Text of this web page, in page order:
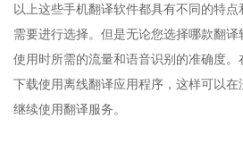
以上这些手机翻译软件都具有不同的特
需要进行选择。但是无论您选择哪款翻
使用时所需的流量和语音识别的准确度
下载使用离线翻译应用程序，这样可以在
继续使用翻译服务。